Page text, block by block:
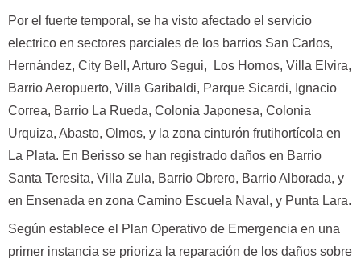
Por el fuerte temporal, se ha visto afectado el servicio
electrico en sectores parciales de los barrios San Carlos,
Hernández, City Bell, Arturo Segui, Los Hornos, Villa Elvira,
Barrio Aeropuerto, Villa Garibaldi, Parque Sicardi, Ignacio
Correa, Barrio La Rueda, Colonia Japonesa, Colonia
Urquiza, Abasto, Olmos, y la zona cinturón frutihortícola en
La Plata. En Berisso se han registrado daños en Barrio
Santa Teresita, Villa Zula, Barrio Obrero, Barrio Alborada, y
en Ensenada en zona Camino Escuela Naval, y Punta Lara.
Según establece el Plan Operativo de Emergencia en una
primer instancia se prioriza la reparación de los daños sobre